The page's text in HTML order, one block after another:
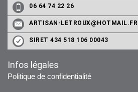
06 64 74 22 26
ARTISAN-LETROUX@HOTMAIL.FR
SIRET 434 518 106 00043
Infos légales
Politique de confidentialité